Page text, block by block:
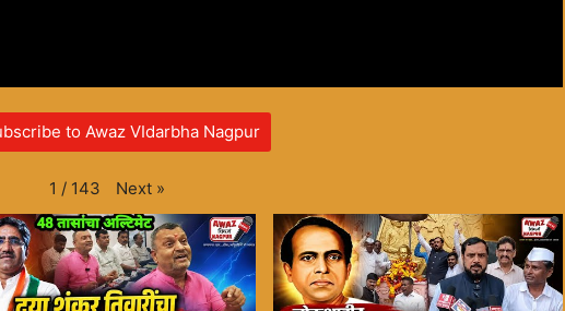
to Awaz VIdarbha Nagpur
1 / 143 Next »